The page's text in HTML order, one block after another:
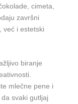
cimeta,
završni
već i estetski
biranje
mlečne pene i
svaki gutljaj